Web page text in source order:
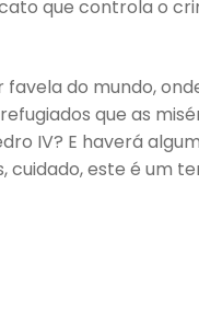
que controla o
do mundo,
que as
IV? E haverá
cuidado, este é um